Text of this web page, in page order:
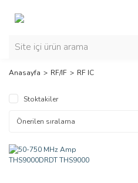
Anasayfa RF/IF RF IC
Stoktakiler